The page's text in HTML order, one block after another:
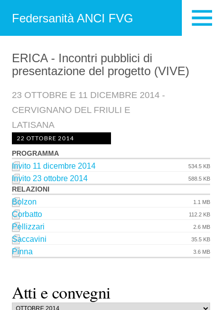
Federsanità ANCI FVG
Atti e convegni
ERICA - Incontri pubblici di
presentazione del progetto (VIVE)
23 OTTOBRE E 11 DICEMBRE 2014 -
CERVIGNANO DEL FRIULI E
LATISANA
22 OTTOBRE 2014
PROGRAMMA
Invito 11 dicembre 2014 534.5 KB
Invito 23 ottobre 2014 588.5 KB
RELAZIONI
Bolzon 1.1 MB
Corbatto 112.2 KB
Pellizzari 2.6 MB
Saccavini 35.5 KB
Pinna 3.6 MB